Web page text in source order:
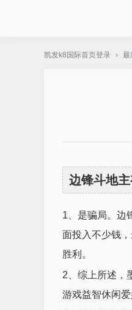
凯发k8国际首页登录 › 最
边锋斗地
1、是骗局。边
面投入不少钱
胜利。
2、综上所述，
游戏益智休闲